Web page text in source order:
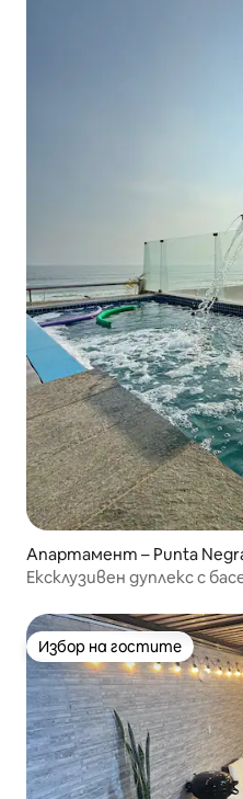
Апартамент – Punta
Ексклузивен дуплекс с
Избор на гостите
Избор на гостите